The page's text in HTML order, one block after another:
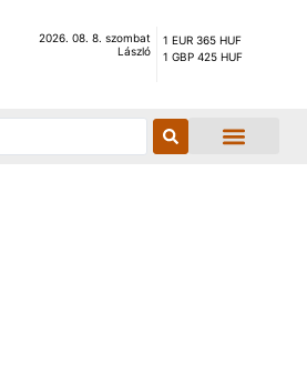
2026. 08. 8. szombat
László
1 EUR 365 HUF
1 GBP 425 HUF